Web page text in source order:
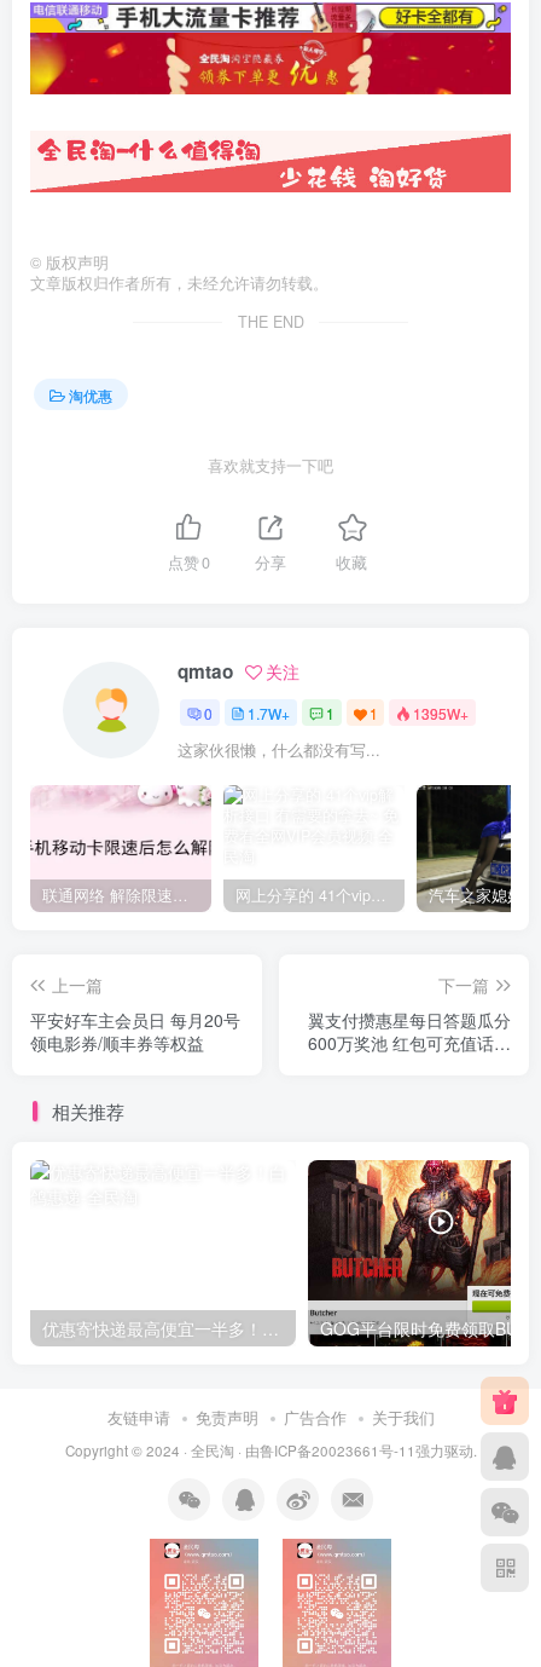
© 版权声明
文章版权归作者所有，未经允许请勿转载。
THE END
淘优惠
喜欢就支持一下吧
点赞0 分享 收藏
qmtao 关注
0 1.7W+ 1 1 1395W+
这家伙很懒，什么都没有写...
联通网络 解除限速方法参考！畅享、畅玩、老白干等及其它地区自测了 网上分享的 41个vip解析接口 有需要的拿去~ 免费看全网VIP会员视频
上一篇
平安好车主会员日 每月20号
领电影券/顺丰券等权益
下一篇
翼支付攒惠星每日答题瓜分
600万奖池 红包可充值话费
相关推荐
优惠寄快递最高便宜一半多！白鸽惠递
友链申请 免责声明 广告合作 关于我们
Copyright © 2024 · 全民淘 · 由鲁ICP备20023661号-11强力驱动.